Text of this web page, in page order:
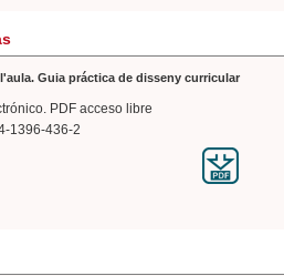
Guia práctica de disseny curricular
PDF acceso libre
1396-436-2